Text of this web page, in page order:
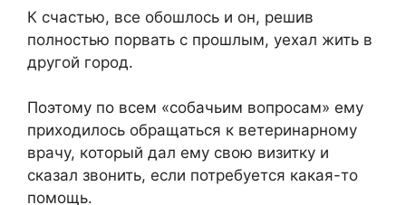
К счастью, все обошлось и он, решив
полностью порвать с прошлым, уехал жить в
другой город.
Поэтому по всем «собачьим вопросам» ему
приходилось обращаться к ветеринарному
врачу, который дал ему свою визитку и
сказал звонить, если потребуется какая-то
помощь.